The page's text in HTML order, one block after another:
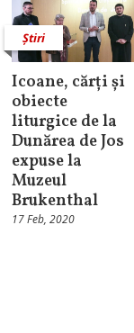
Știri
Icoane, cărți și
obiecte
liturgice de la
Dunărea de Jos
expuse la
Muzeul
Brukenthal
17 Feb, 2020